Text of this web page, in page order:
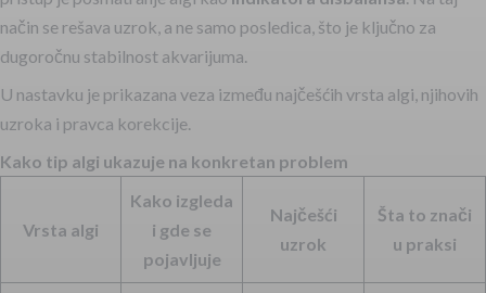
način se rešava uzrok, a ne samo posledica, što je ključno za
dugoročnu stabilnost akvarijuma.
U nastavku je prikazana veza između najčešćih vrsta algi, njihovih
uzroka i pravca korekcije.
Kako tip algi ukazuje na konkretan problem
Vrsta algi
Kako izgleda
i gde se
pojavljuje
Najčešći
uzrok
Šta to znači
u praksi